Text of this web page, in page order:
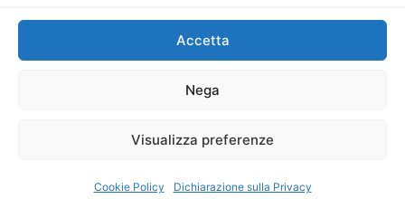
Accetta
Nega
Visualizza preferenze
Cookie Policy Dichiarazione sulla Privacy
P.IVA: 06334930820
Mercurio Comunicazione Società Cooperativa a r.l. è
iscritta al Registro degli Operatori di Comunicazione al
Sito gestito daLa Digitale srl–info@ladigitale.it